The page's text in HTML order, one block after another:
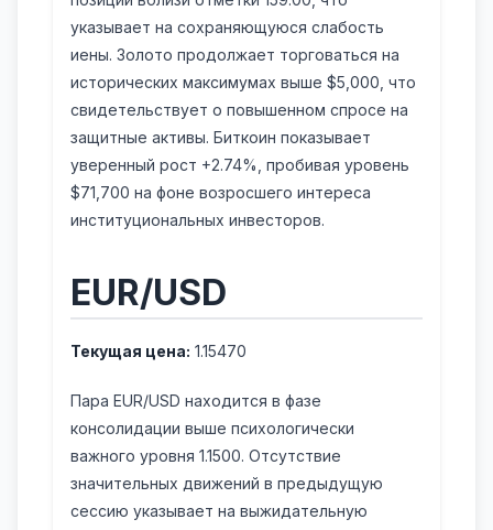
указывает на сохраняющуюся слабость
иены. Золото продолжает торговаться на
исторических максимумах выше $5,000, что
свидетельствует о повышенном спросе на
защитные активы. Биткоин показывает
уверенный рост +2.74%, пробивая уровень
$71,700 на фоне возросшего интереса
институциональных инвесторов.
EUR/USD
Текущая цена: 1.15470
Пара EUR/USD находится в фазе
консолидации выше психологически
важного уровня 1.1500. Отсутствие
значительных движений в предыдущую
сессию указывает на выжидательную